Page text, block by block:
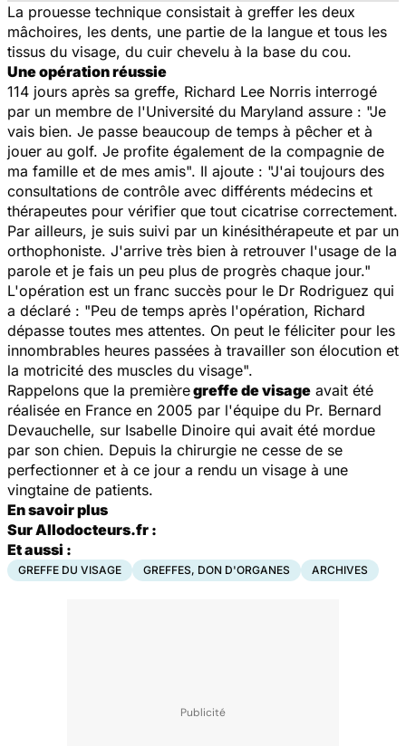
La prouesse technique consistait à greffer les deux
mâchoires, les dents, une partie de la langue et tous les
tissus du visage, du cuir chevelu à la base du cou.
Une opération réussie
114 jours après sa greffe, Richard Lee Norris interrogé
par un membre de l'Université du Maryland assure : "Je
vais bien. Je passe beaucoup de temps à pêcher et à
jouer au golf. Je profite également de la compagnie de
ma famille et de mes amis". Il ajoute : "J'ai toujours des
consultations de contrôle avec différents médecins et
thérapeutes pour vérifier que tout cicatrise correctement.
Par ailleurs, je suis suivi par un kinésithérapeute et par un
orthophoniste. J'arrive très bien à retrouver l'usage de la
parole et je fais un peu plus de progrès chaque jour."
L'opération est un franc succès pour le Dr Rodriguez qui
a déclaré : "Peu de temps après l'opération, Richard
dépasse toutes mes attentes. On peut le féliciter pour les
innombrables heures passées à travailler son élocution et
la motricité des muscles du visage".
Rappelons que la premièregreffe de visage avait été
réalisée en France en 2005 par l'équipe du Pr. Bernard
Devauchelle, sur Isabelle Dinoire qui avait été mordue
par son chien. Depuis la chirurgie ne cesse de se
perfectionner et à ce jour a rendu un visage à une
vingtaine de patients.
En savoir plus
Sur Allodocteurs.fr :
Et aussi :
GREFFE DU VISAGE GREFFES, DON D'ORGANES ARCHIVES